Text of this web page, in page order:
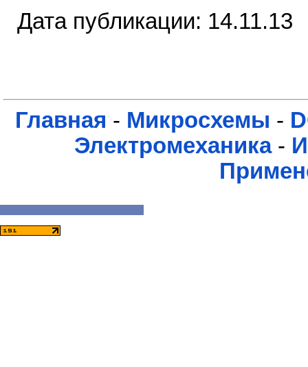
Дата публикации: 14.11.13
Главная - Микросхемы -
Электромеханика-